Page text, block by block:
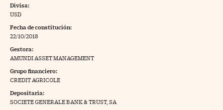
Pyme
Trading
Divisa:
USD
Fecha de constitución:
22/10/2018
Gestora:
AMUNDI ASSET MANAGEMENT
Grupo financiero:
CREDIT AGRICOLE
Depositaria:
SOCIETE GENERALE BANK & TRUST, SA